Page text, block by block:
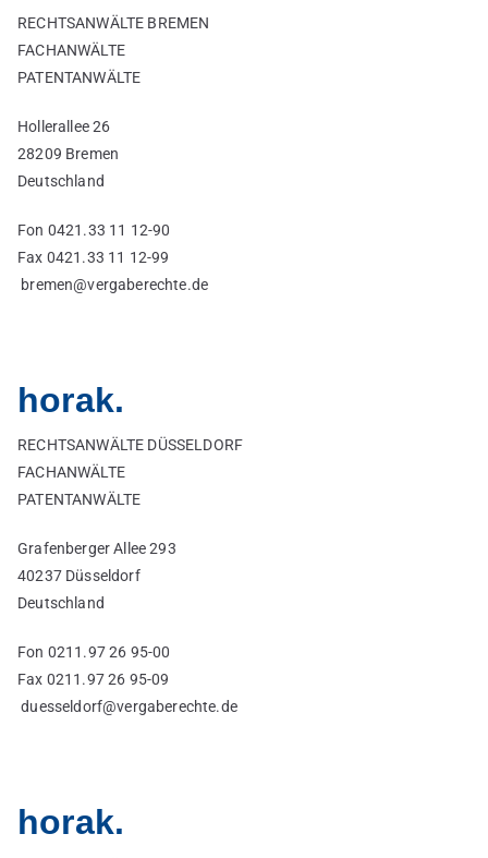
RECHTSANWÄLTE BREMEN
FACHANWÄLTE
PATENTANWÄLTE
Hollerallee 26
28209 Bremen
Deutschland
Fon 0421.33 11 12-90
Fax 0421.33 11 12-99
bremen@vergaberechte.de
horak.
RECHTSANWÄLTE DÜSSELDORF
FACHANWÄLTE
PATENTANWÄLTE
Grafenberger Allee 293
40237 Düsseldorf
Deutschland
Fon 0211.97 26 95-00
Fax 0211.97 26 95-09
duesseldorf@vergaberechte.de
horak.